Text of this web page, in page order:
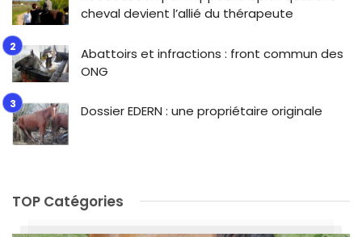
cheval devient l’allié du thérapeute
Abattoirs et infractions : front commun des
ONG
Dossier EDERN : une propriétaire originale
TOP Catégories